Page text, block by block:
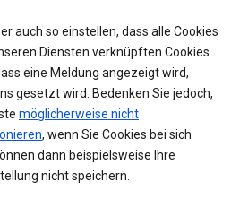
auch so einstellen, dass alle Cookies
Diensten verknüpften Cookies
eine Meldung angezeigt wird,
gesetzt wird. Bedenken Sie jedoch,
möglicherweise nicht
, wenn Sie Cookies bei sich
dann beispielsweise Ihre
nicht speichern.